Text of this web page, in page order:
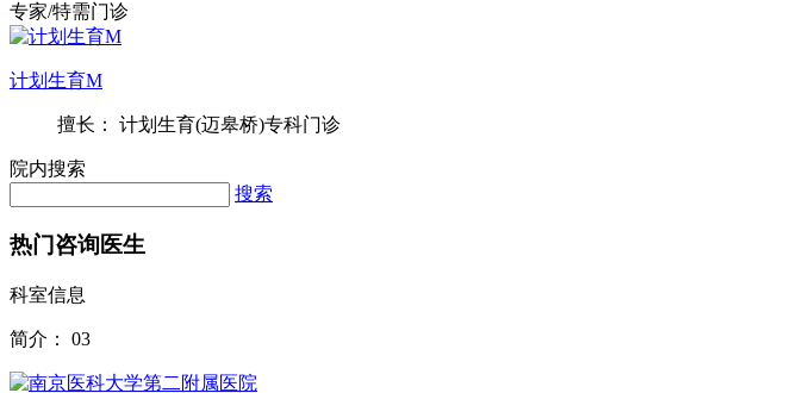
专家/特需门诊
计划生育M
擅长： 计划生育(迈皋桥)专科门诊
院内搜索
搜索
热门咨询医生
科室信息
简介： 03